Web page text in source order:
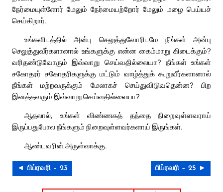
நேர்மையுள்ளோர் மேலும் நேர்மையற்றோர் மேலும் மழை பெய்யச்
செய்கிறார்.
உங்களிடத்தில் அன்பு செலுத்துவோரிடமே நீங்கள் அன்பு
செலுத்துவீர்களானால் உங்களுக்கு என்ன கைம்மாறு கிடைக்கும்?
வரிதண்டுவோரும் இவ்வாறு செய்வதில்லையா? நீங்கள் உங்கள்
சகோதரர் சகோதரிகளுக்கு மட்டும் வாழ்த்துக் கூறுவீர்களானால்
நீங்கள் மற்றவருக்கும் மேலாகச் செய்துவிடுவதென்ன? பிற
இனத்தவரும் இவ்வாறு செய்வதில்லையா?
ஆதலால், உங்கள் விண்ணகத் தந்தை நிறைவுள்ளவராய்
இருப்பதுபோல நீங்களும் நிறைவுள்ளவர்களாய் இருங்கள்.
ஆண்டவரின் அருள்வாக்கு.
◄ பிப்ரவரி – 23 பிப்ரவரி – 25 ►